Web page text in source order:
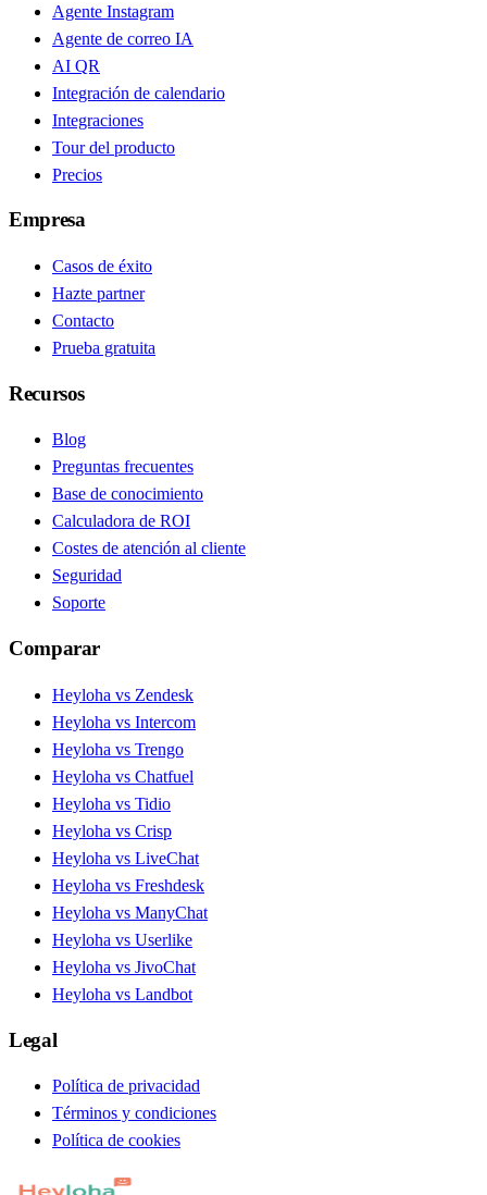
Agente Instagram
Agente de correo IA
AI QR
Integración de calendario
Integraciones
Tour del producto
Precios
Empresa
Casos de éxito
Hazte partner
Contacto
Prueba gratuita
Recursos
Blog
Preguntas frecuentes
Base de conocimiento
Calculadora de ROI
Costes de atención al cliente
Seguridad
Soporte
Comparar
Heyloha vs Zendesk
Heyloha vs Intercom
Heyloha vs Trengo
Heyloha vs Chatfuel
Heyloha vs Tidio
Heyloha vs Crisp
Heyloha vs LiveChat
Heyloha vs Freshdesk
Heyloha vs ManyChat
Heyloha vs Userlike
Heyloha vs JivoChat
Heyloha vs Landbot
Legal
Política de privacidad
Términos y condiciones
Política de cookies